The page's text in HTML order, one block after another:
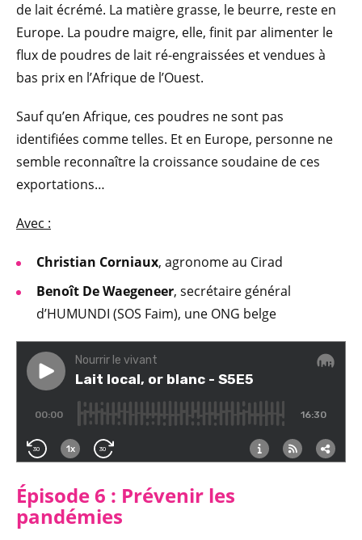
de lait écrémé. La matière grasse, le beurre, reste en
Europe. La poudre maigre, elle, finit par alimenter le
flux de poudres de lait ré-engraissées et vendues à
bas prix en l’Afrique de l’Ouest.
Sauf qu’en Afrique, ces poudres ne sont pas
identifiées comme telles. Et en Europe, personne ne
semble reconnaître la croissance soudaine de ces
exportations…
Avec :
Christian Corniaux, agronome au Cirad
Benoît De Waegeneer, secrétaire général
d’HUMUNDI (SOS Faim), une ONG belge
Épisode 6 : Prévenir les
pandémies